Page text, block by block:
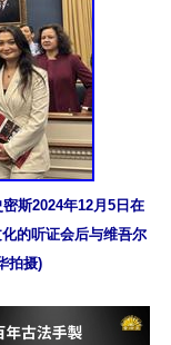
斯2024年12月5日在
的听证会后与维吾尔
拍摄)